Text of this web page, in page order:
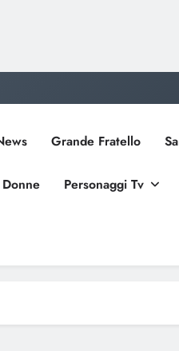
Grande Fratello
Personaggi Tv